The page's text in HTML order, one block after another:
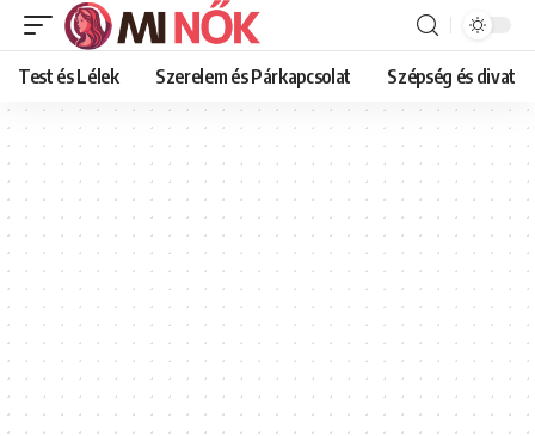
Test és Lélek Szerelem és Párkapcsolat Szépség és divat